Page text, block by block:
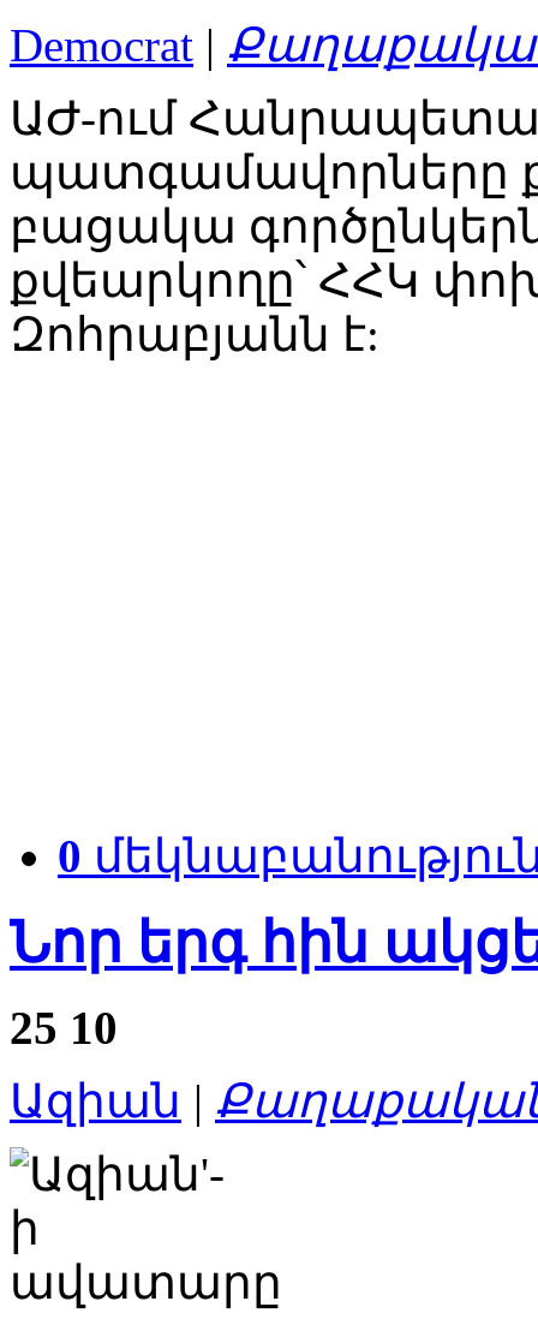
Democrat |
ԱԺ-ում
պատգամավորները
բացակա
քվեարկողը՝ ՀՀԿ
Զոհրաբյանն է:
0
Նոր երգ հին
25 10
Ազիան | Քաղաքական